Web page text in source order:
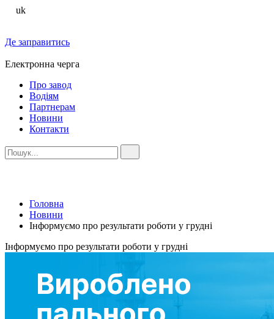
uk
Де заправитись
Електронна черга
Про завод
Водіям
Партнерам
Новини
Контакти
Головна
Новини
Інформуємо про результати роботи у грудні
Інформуємо про результати роботи у грудні